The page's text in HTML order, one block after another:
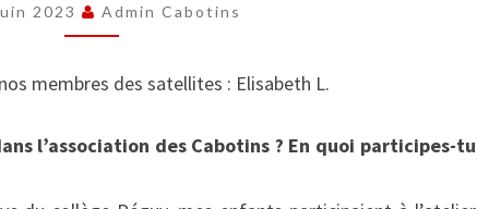
2023 Admin Cabotins
membres des satellites : Elisabeth L.
l’association des Cabotins ? En quoi participes-tu